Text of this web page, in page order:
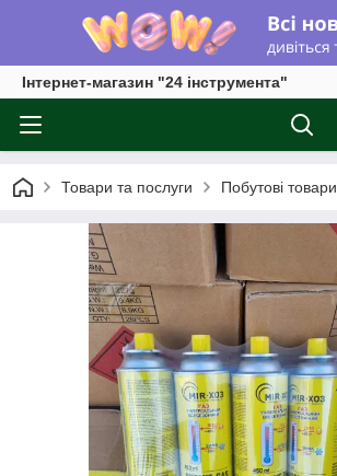
Інтернет-магазин "24 інструмента"
Товари та послуги Побутові товари